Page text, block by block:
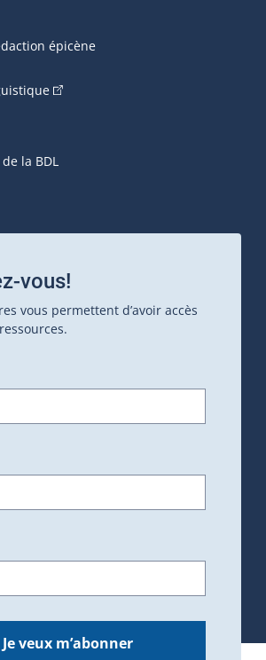
épicène
(Cet hyperlien externe s'ouvrira
la BDL
vous!
vous permettent d’avoir accès
Je veux m’abonner